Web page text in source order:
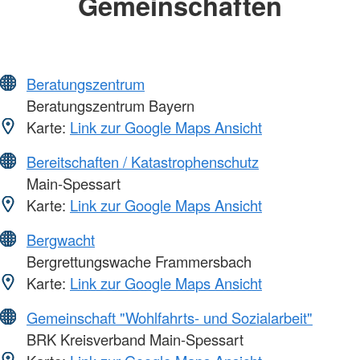
Beratungszentrum
Beratungszentrum Bayern
Karte: Link zur Google Maps Ansicht
Bereitschaften / Katastrophenschutz
Main-Spessart
Karte: Link zur Google Maps Ansicht
Bergwacht
Bergrettungswache Frammersbach
Karte: Link zur Google Maps Ansicht
Gemeinschaft "Wohlfahrts- und Sozialarbeit"
BRK Kreisverband Main-Spessart